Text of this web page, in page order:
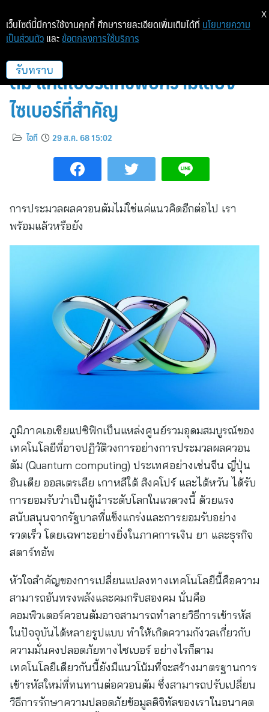
เอเชียแปซิฟิกเป็นศูนย์กลางควอน
ตัม แคสเปอร์สกี้ชี้พบความเสี่ยง
ไซเบอร์ที่สำคัญ
ไอที 29 ส.ค. 68 15:02
การประมวลผลควอนตัมไม่ใช่แค่แนวคิดอีกต่อไป เรา
พร้อมแล้วหรือยัง
ภูมิภาคเอเชียแปซิฟิกเป็นแหล่งศูนย์รวมอุดมสมบูรณ์ของ
เทคโนโลยีที่อาจปฏิวัติวงการอย่างการประมวลผลควอน
ตัม (Quantum computing) ประเทศอย่างเช่นจีน ญี่ปุ่น
อินเดีย ออสเตรเลีย เกาหลีใต้ สิงคโปร์ และไต้หวัน ได้รับ
การยอมรับว่าเป็นผู้นำระดับโลกในแวดวงนี้ ด้วยแรง
สนับสนุนจากรัฐบาลที่แข็งแกร่งและการยอมรับอย่าง
รวดเร็ว โดยเฉพาะอย่างยิ่งในภาคการเงิน ยา และธุรกิจ
สตาร์ทอัพ
หัวใจสำคัญของการเปลี่ยนแปลงทางเทคโนโลยีนี้คือความ
สามารถอันทรงพลังและคมกริบสองคม นั่นคือ
คอมพิวเตอร์ควอนตัมอาจสามารถทำลายวิธีการเข้ารหัส
ในปัจจุบันได้หลายรูปแบบ ทำให้เกิดความกังวลเกี่ยวกับ
ความมั่นคงปลอดภัยทางไซเบอร์ อย่างไรก็ตาม
เทคโนโลยีเดียวกันนี้ยังมีแนวโน้มที่จะสร้างมาตรฐานการ
เข้ารหัสใหม่ที่ทนทานต่อควอนตัม ซึ่งสามารถปรับเปลี่ยน
วิธีการรักษาความปลอดภัยข้อมูลดิจิทัลของเราในอนาคต
เว็บไซต์นี้มีการใช้งานคุกกี้ ศึกษารายละเอียดเพิ่มเติมได้ที่ นโยบายความ
เป็นส่วนตัว และ ข้อตกลงการใช้บริการ
รับทราบ
X